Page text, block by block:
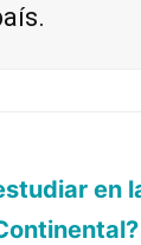
en